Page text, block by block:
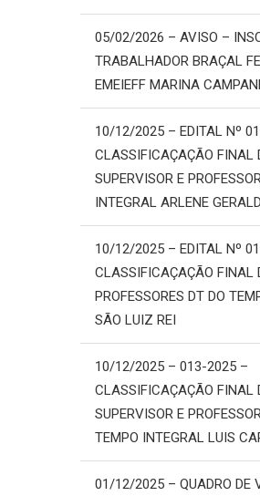
05/02/2026 – AVISO –
TRABALHADOR BRAÇAL
EMEIEFF MARINA
10/12/2025 – EDITAL Nº
CLASSIFICAÇAÇÃO FINAL
SUPERVISOR E
INTEGRAL ARLENE
10/12/2025 – EDITAL Nº
CLASSIFICAÇAÇÃO FINAL
PROFESSORES DT DO
SÃO LUIZ REI
10/12/2025 – 013-2025 –
CLASSIFICAÇAÇÃO FINAL
SUPERVISOR E
TEMPO INTEGRAL LUIS
01/12/2025 – QUADRO DE